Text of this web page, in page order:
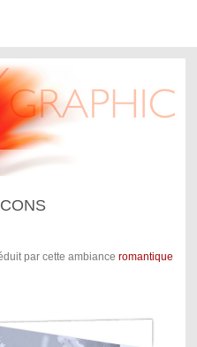
par cette ambiance romantique